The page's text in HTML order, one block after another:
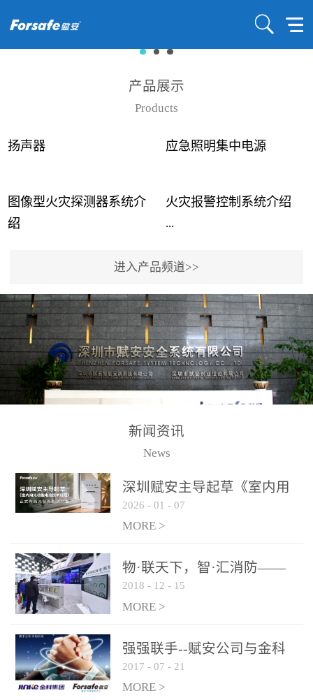
产品展示
Products
扬声器 应急照明集中电源
图像型火灾探测器系统介
绍
...
事故频发，传统的火灾探
测方法已无法满足要求。
尤其是目前众多的大型影
剧院、会议展览中心、体
育馆、大型仓库和隧道空
间等，其建筑结构特殊、
火灾隐患多。一旦发生火
传统的火灾关测器无法被
及时缺发，不能及早发现
和有效扑救火火，这不仅
力和闲难，同时也将造成
巨大的经济损失和社会影
响，基至还会造成人员伤
亡。图像型火灾探测器正
是针对这种高大空间建筑
物的消防设施、设备通过
现场图像的实时获取、预
处理和特征提取分析，实
火灾报警控制系统介绍
...
用了具有仲裁机制和冗余
校验的总线传输技术、线
路状态检测与保护技术、
后向光电感烟探测技术、
高可靠的系统抗干扰技术
等多项专利技术和专有技
警领域三十多年技术积累
和工程实践的结晶。
进入产品频道>>
新闻资讯
News
深圳赋安主导起草《室内用
光动能电池技术规程》 正式
布局光伏新能源产业
2026 - 01 - 07
MORE >
物·联天下，智·汇消防——
赋安F&S 2018上海消防展圆
满落幕
2018 - 12 - 15
MORE >
强强联手--赋安公司与金科
集团达成战略合作协议
2017 - 07 - 21
MORE >